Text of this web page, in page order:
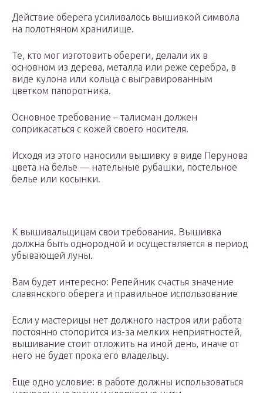
Действие оберега усиливалось вышивкой символа
на полотняном хранилище.
Те, кто мог изготовить обереги, делали их в
основном из дерева, металла или реже серебра, в
виде кулона или кольца с выгравированным
цветком папоротника.
Основное требование – талисман должен
соприкасаться с кожей своего носителя.
Исходя из этого наносили вышивку в виде Перунова
цвета на белье — нательные рубашки, постельное
белье или косынки.
К вышивальщицам свои требования. Вышивка
должна быть однородной и осуществляется в период
убывающей луны.
Вам будет интересно: Репейник счастья значение
славянского оберега и правильное использование
Если у мастерицы нет должного настроя или работа
постоянно стопорится из-за мелких неприятностей,
вышивание стоит отложить на иной день, иначе от
него не будет прока его владельцу.
Еще одно условие: в работе должны использоваться